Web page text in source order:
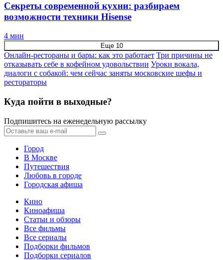
Секреты современной кухни: разбираем
возможности техники Hisense
4 мин
Еще 10
Онлайн-рестораны и бары: как это работает Три причины не
отказывать себе в кофейном удовольствии Уроки вокала,
диалоги с собакой: чем сейчас заняты московские шефы и
рестораторы
Куда пойти в выходные?
Подпишитесь на еженедельную рассылку
Город
В Москве
Путешествия
Любовь в городе
Городская афиша
Кино
Киноафиша
Статьи и обзоры
Все фильмы
Все сериалы
Подборки фильмов
Подборки сериалов